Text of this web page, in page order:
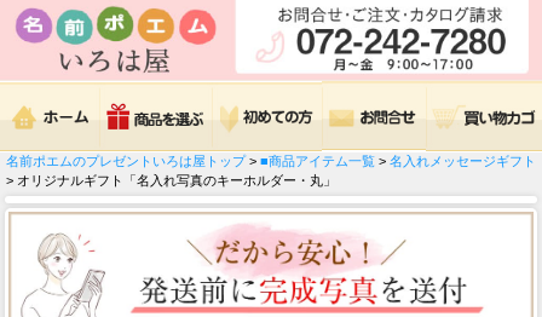
名前ポエムのプレゼントいろは屋トップ> ■商品アイテム一覧 > 名入れメッセージギフト
> オリジナルギフト「名入れ写真のキーホルダー・丸」